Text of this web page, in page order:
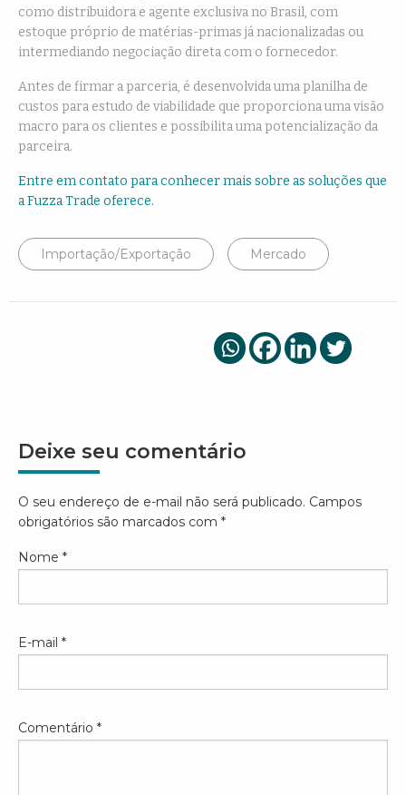
como distribuidora e agente exclusiva no Brasil, com
estoque próprio de matérias-primas já nacionalizadas ou
intermediando negociação direta com o fornecedor.
Antes de firmar a parceria, é desenvolvida uma planilha de
custos para estudo de viabilidade que proporciona uma visão
macro para os clientes e possibilita uma potencialização da
parceira.
Entre em contato para conhecer mais sobre as soluções que
a Fuzza Trade oferece.
Importação/Exportação Mercado
Deixe seu comentário
O seu endereço de e-mail não será publicado. Campos
obrigatórios são marcados com *
Nome *
E-mail *
Comentário *